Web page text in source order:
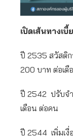
เปิดเส้นทาง
ปี 2535 สวัสดิ
200 บาท ต่อเดื
ปี 2542 ปรับจ
เดือน ต่อคน
ปี 2544 เพิ่มเงื่